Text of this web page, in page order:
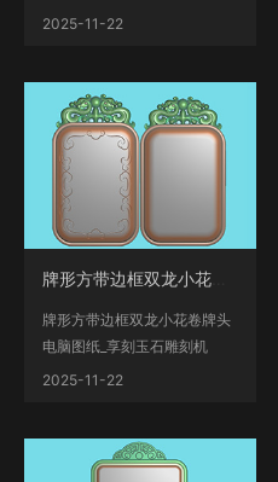
__www.xiangkekj.com海量翡
2025-11-22
牌形方带边框双龙小花卷牌头
电脑图纸_享刻玉石雕刻机
__www.xiangkekj.com海量翡
2025-11-22